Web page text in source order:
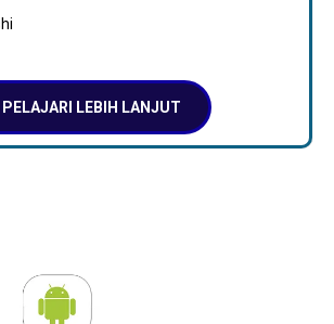
PELAJARI LEBIH LANJUT